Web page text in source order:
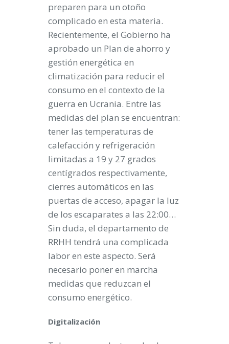
preparen para un otoño
complicado en esta materia.
Recientemente, el Gobierno ha
aprobado un Plan de ahorro y
gestión energética en
climatización para reducir el
consumo en el contexto de la
guerra en Ucrania. Entre las
medidas del plan se encuentran:
tener las temperaturas de
calefacción y refrigeración
limitadas a 19 y 27 grados
centígrados respectivamente,
cierres automáticos en las
puertas de acceso, apagar la luz
de los escaparates a las 22:00…
Sin duda, el departamento de
RRHH tendrá una complicada
labor en este aspecto. Será
necesario poner en marcha
medidas que reduzcan el
consumo energético.
Digitalización